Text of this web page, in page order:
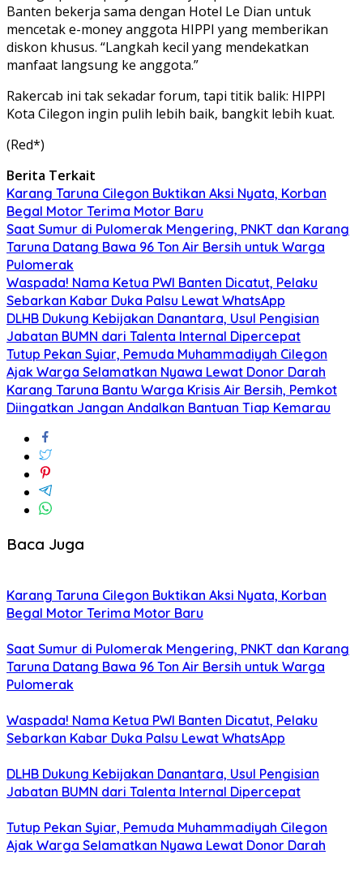
Banten bekerja sama dengan Hotel Le Dian untuk
mencetak e-money anggota HIPPI yang memberikan
diskon khusus. “Langkah kecil yang mendekatkan
manfaat langsung ke anggota.”
Rakercab ini tak sekadar forum, tapi titik balik: HIPPI
Kota Cilegon ingin pulih lebih baik, bangkit lebih kuat.
(Red*)
Berita Terkait
Karang Taruna Cilegon Buktikan Aksi Nyata, Korban
Begal Motor Terima Motor Baru
Saat Sumur di Pulomerak Mengering, PNKT dan Karang
Taruna Datang Bawa 96 Ton Air Bersih untuk Warga
Pulomerak
Waspada! Nama Ketua PWI Banten Dicatut, Pelaku
Sebarkan Kabar Duka Palsu Lewat WhatsApp
DLHB Dukung Kebijakan Danantara, Usul Pengisian
Jabatan BUMN dari Talenta Internal Dipercepat
Tutup Pekan Syiar, Pemuda Muhammadiyah Cilegon
Ajak Warga Selamatkan Nyawa Lewat Donor Darah
Karang Taruna Bantu Warga Krisis Air Bersih, Pemkot
Diingatkan Jangan Andalkan Bantuan Tiap Kemarau
Baca Juga
Karang Taruna Cilegon Buktikan Aksi Nyata, Korban
Begal Motor Terima Motor Baru
Saat Sumur di Pulomerak Mengering, PNKT dan Karang
Taruna Datang Bawa 96 Ton Air Bersih untuk Warga
Pulomerak
Waspada! Nama Ketua PWI Banten Dicatut, Pelaku
Sebarkan Kabar Duka Palsu Lewat WhatsApp
DLHB Dukung Kebijakan Danantara, Usul Pengisian
Jabatan BUMN dari Talenta Internal Dipercepat
Tutup Pekan Syiar, Pemuda Muhammadiyah Cilegon
Ajak Warga Selamatkan Nyawa Lewat Donor Darah